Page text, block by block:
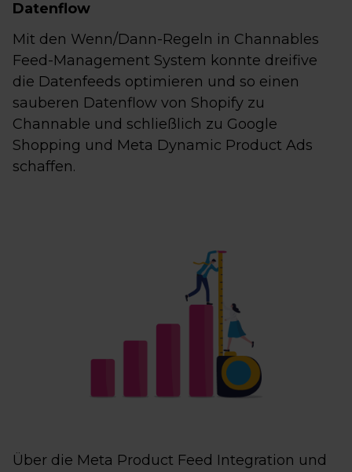
Datenflow
Mit den Wenn/Dann-Regeln in Channables
Feed-Management System konnte dreifive
die Datenfeeds optimieren und so einen
sauberen Datenflow von Shopify zu
Channable und schließlich zu Google
Shopping und Meta Dynamic Product Ads
schaffen.
Über die Meta Product Feed Integration und